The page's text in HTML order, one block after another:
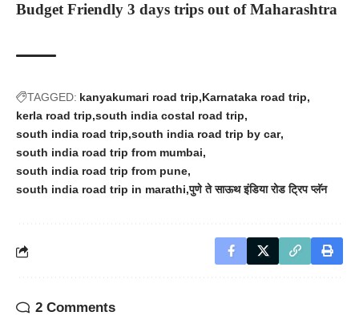
Budget Friendly 3 days trips out of Maharashtra
TAGGED: kanyakumari road trip Karnataka road trip
kerla road trip south india costal road trip
south india road trip south india road trip by car
south india road trip from mumbai
south india road trip from pune
south india road trip in marathi पुणे ते साऊथ इंडिया रोड ट्रिप प्लॅन
2 Comments